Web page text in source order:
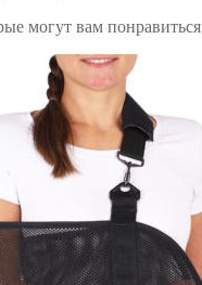
могут вам понравиться